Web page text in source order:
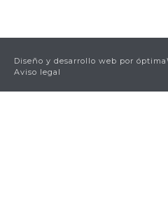
Diseño y desarrollo web por
Aviso legal